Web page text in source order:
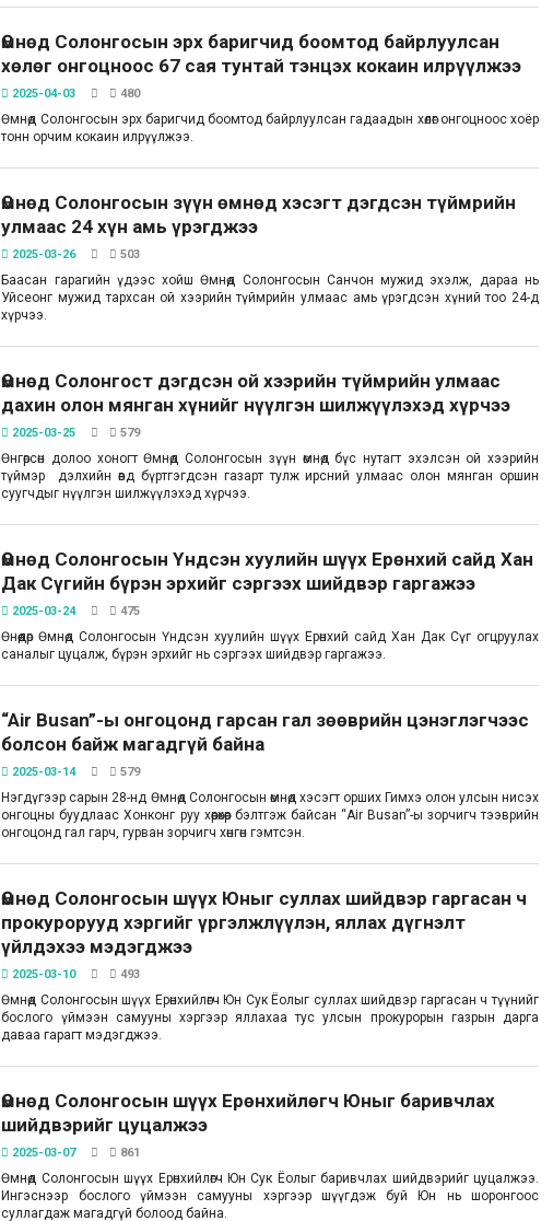
Өмнөд Солонгосын эрх баригчид боомтод байрлуулсан
хөлөг онгоцноос 67 сая тунтай тэнцэх кокаин илрүүлжээ
2025-04-03 480
Өмнөд Солонгосын эрх баригчид боомтод байрлуулсан гадаадын хөлөг онгоцноос хоёр
тонн орчим кокаин илрүүлжээ.
Өмнөд Солонгосын зүүн өмнөд хэсэгт дэгдсэн түймрийн
улмаас 24 хүн амь үрэгджээ
2025-03-26 503
Баасан гарагийн үдээс хойш Өмнөд Солонгосын Санчон мужид эхэлж, дараа нь
Уйсеонг мужид тархсан ой хээрийн түймрийн улмаас амь үрэгдсэн хүний тоо 24-д
хүрчээ.
Өмнөд Солонгост дэгдсэн ой хээрийн түймрийн улмаас
дахин олон мянган хүнийг нүүлгэн шилжүүлэхэд хүрчээ
2025-03-25 579
Өнгөрсөн долоо хоногт Өмнөд Солонгосын зүүн өмнөд бүс нутагт эхэлсэн ой хээрийн
түймэр дэлхийн өвд бүртгэгдсэн газарт тулж ирсний улмаас олон мянган оршин
суугчдыг нүүлгэн шилжүүлэхэд хүрчээ.
Өмнөд Солонгосын Үндсэн хуулийн шүүх Ерөнхий сайд Хан
Дак Сүгийн бүрэн эрхийг сэргээх шийдвэр гаргажээ
2025-03-24 475
Өнөөдөр Өмнөд Солонгосын Үндсэн хуулийн шүүх Ерөнхий сайд Хан Дак Сүг огцруулах
саналыг цуцалж, бүрэн эрхийг нь сэргээх шийдвэр гаргажээ.
“Air Busan”-ы онгоцонд гарсан гал зөөврийн цэнэглэгчээс
болсон байж магадгүй байна
2025-03-14 579
Нэгдүгээр сарын 28-нд Өмнөд Солонгосын өмнөд хэсэгт орших Гимхэ олон улсын нисэх
онгоцны буудлаас Хонконг руу хөөрөхөөр бэлтгэж байсан “Air Busan”-ы зорчигч тээврийн
онгоцонд гал гарч, гурван зорчигч хөнгөн гэмтсэн.
Өмнөд Солонгосын шүүх Юныг суллах шийдвэр гаргасан ч
прокурорууд хэргийг үргэлжлүүлэн, яллах дүгнэлт
үйлдэхээ мэдэгджээ
2025-03-10 493
Өмнөд Солонгосын шүүх Ерөнхийлөгч Юн Сук Ёолыг суллах шийдвэр гаргасан ч түүнийг
бослого үймээн самууны хэргээр яллахаа тус улсын прокурорын газрын дарга
даваа гарагт мэдэгджээ.
Өмнөд Солонгосын шүүх Ерөнхийлөгч Юныг баривчлах
шийдвэрийг цуцалжээ
2025-03-07 861
Өмнөд Солонгосын шүүх Ерөнхийлөгч Юн Сук Ёолыг баривчлах шийдвэрийг цуцалжээ.
Ингэснээр бослого үймээн самууны хэргээр шүүгдэж буй Юн нь шоронгоос
суллагдаж магадгүй болоод байна.